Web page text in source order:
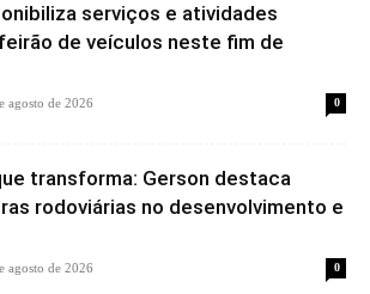
serviços e atividades
de veículos neste fim de
agosto de 2026 0
transforma: Gerson destaca
rodoviárias no desenvolvimento e
agosto de 2026 0